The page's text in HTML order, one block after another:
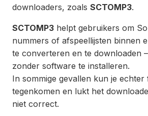
downloaders, zoals SCTOMP3.
SCTOMP3helpt gebruikers om
nummers of afspeellijsten binnen
te converteren en te downloaden
zonder software te installeren.
In sommige gevallen kun je echter
tegenkomen en lukt het
niet correct.